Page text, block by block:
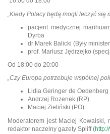
„Kiedy Polacy będą mogli leczyć się
pacjent medycznej
Dyrba
dr Marek Balicki (Były
prof. Mariusz Jędrzejko
Od 18:00 do 20:00
„Czy Europa potrzebuje wspólnej
Lidia Geringer de Oedenberg
Andrzej Rozenek (RP)
Maciej Zieliński (PO)
Moderatorem jest Maciej Kowalski,
redaktor naczelny gazety Spliff (